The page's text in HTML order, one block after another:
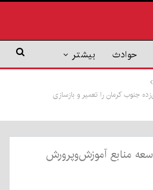
حوادث بیشتر
جنوب کرمان را تعمیر و بازسازی
منابع آموزش‌وپرورش